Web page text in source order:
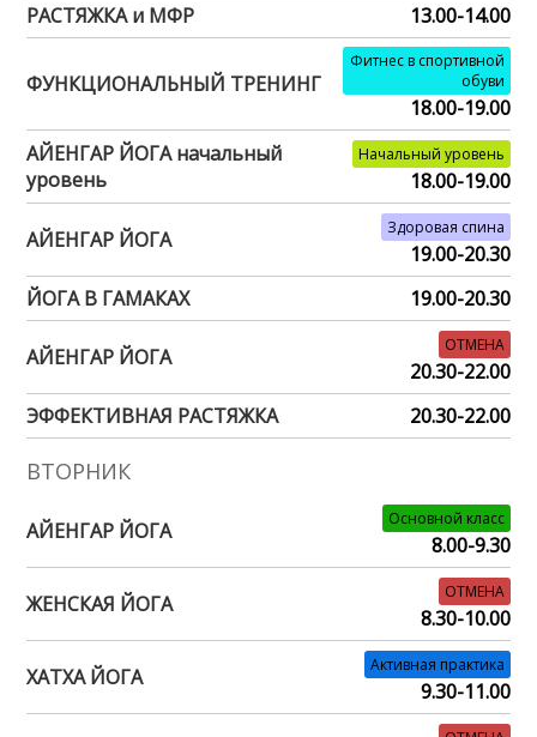
РАСТЯЖКА и МФР
13.00-14.00
ФУНКЦИОНАЛЬНЫЙ ТРЕНИНГ
Фитнес в спортивной
обуви
18.00-19.00
АЙЕНГАР ЙОГА начальный
уровень
Начальный уровень
18.00-19.00
АЙЕНГАР ЙОГА Здоровая спина
19.00-20.30
ЙОГА В ГАМАКАХ
19.00-20.30
АЙЕНГАР ЙОГА ОТМЕНА
20.30-22.00
ЭФФЕКТИВНАЯ РАСТЯЖКА
20.30-22.00
ВТОРНИК
АЙЕНГАР ЙОГА Основной класс
8.00-9.30
ЖЕНСКАЯ ЙОГА ОТМЕНА
8.30-10.00
ХАТХА ЙОГА Активная практика
9.30-11.00